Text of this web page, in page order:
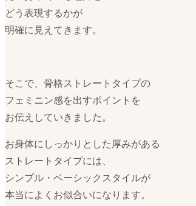
どう表現するかが
明確に見えてきます。
そこで、骨格ストレートタイプの
フェミニン感を出すポイントを
お伝えしていきました。
お身体にしっかりとした厚みがある
ストレートタイプには、
シンプル・ベーシックスタイルが
本当によくお似合いになります。